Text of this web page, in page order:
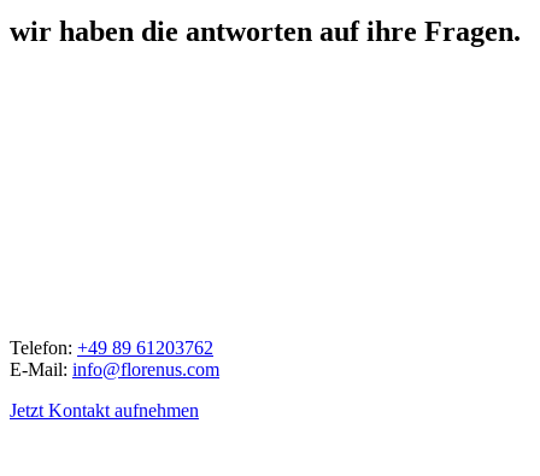
wir haben die antworten auf ihre Fragen.
Telefon: +49 89 61203762
E-Mail: info@florenus.com
Jetzt Kontakt aufnehmen